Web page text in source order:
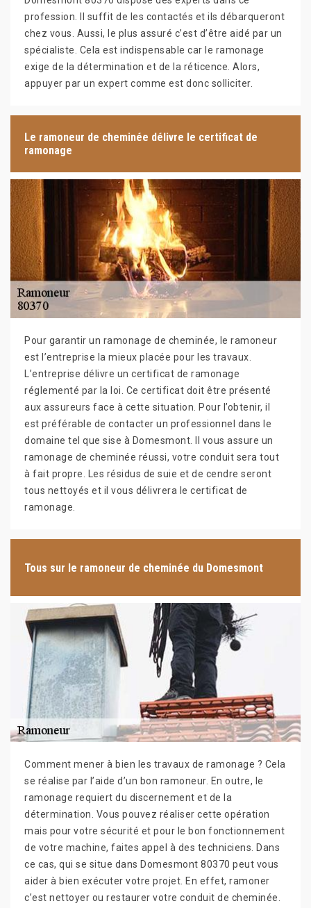
profession. Il suffit de les contactés et ils débarqueront
chez vous. Aussi, le plus assuré c’est d’être aidé par un
spécialiste. Cela est indispensable car le ramonage
exige de la détermination et de la réticence. Alors,
appuyer par un expert comme est donc solliciter.
Le ramoneur de cheminée délivre le certificat de
ramonage
Pour garantir un ramonage de cheminée, le ramoneur
est l’entreprise la mieux placée pour les travaux.
L’entreprise délivre un certificat de ramonage
réglementé par la loi. Ce certificat doit être présenté
aux assureurs face à cette situation. Pour l’obtenir, il
est préférable de contacter un professionnel dans le
domaine tel que sise à Domesmont. Il vous assure un
ramonage de cheminée réussi, votre conduit sera tout
à fait propre. Les résidus de suie et de cendre seront
tous nettoyés et il vous délivrera le certificat de
ramonage.
Tous sur le ramoneur de cheminée du Domesmont
Comment mener à bien les travaux de ramonage ? Cela
se réalise par l’aide d’un bon ramoneur. En outre, le
ramonage requiert du discernement et de la
détermination. Vous pouvez réaliser cette opération
mais pour votre sécurité et pour le bon fonctionnement
de votre machine, faites appel à des techniciens. Dans
ce cas, qui se situe dans Domesmont 80370 peut vous
aider à bien exécuter votre projet. En effet, ramoner
c’est nettoyer ou restaurer votre conduit de cheminée.